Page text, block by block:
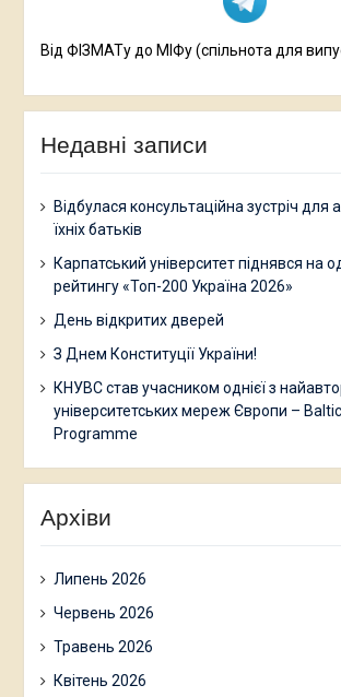
Від ФІЗМАТу до МІФу (спільнота для
Недавні записи
Відбулася консультаційна зустріч для
їхніх батьків
Карпатський університет піднявся на
рейтингу «Топ-200 Україна 2026»
День відкритих дверей
З Днем Конституції України!
КНУВС став учасником однієї з
університетських мереж Європи –
Programme
Архіви
Липень 2026
Червень 2026
Травень 2026
Квітень 2026